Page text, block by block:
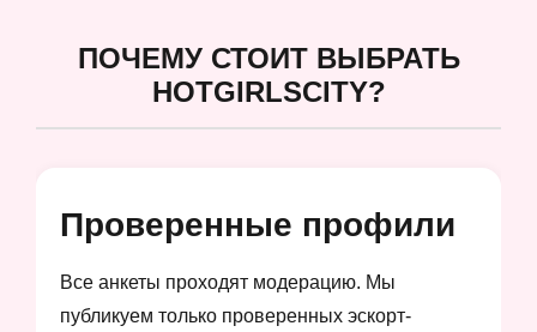
ПОЧЕМУ СТОИТ ВЫБРАТЬ
HOTGIRLSCITY?
Проверенные профили
Все анкеты проходят модерацию. Мы
публикуем только проверенных эскорт-